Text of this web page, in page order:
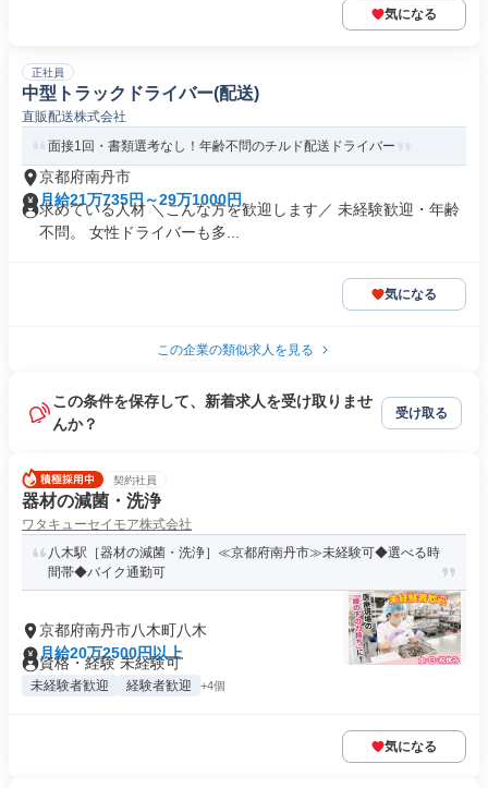
気になる
正社員
中型トラックドライバー(配送)
直販配送株式会社
面接1回・書類選考なし！年齢不問のチルド配送ドライバー
京都府南丹市
月給21万735円～29万1000円
求めている人材 ＼こんな方を歓迎します／ 未経験歓迎・年齢
不問。 女性ドライバーも多...
気になる
この企業の類似求人を見る
この条件を保存して、新着求人を受け取りませ
んか？
受け取る
契約社員
器材の減菌・洗浄
ワタキューセイモア株式会社
八木駅［器材の減菌・洗浄］≪京都府南丹市≫未経験可◆選べる時
間帯◆バイク通勤可
京都府南丹市八木町八木
月給20万2500円以上
資格・経験 未経験可
未経験者歓迎 経験者歓迎 +4個
気になる